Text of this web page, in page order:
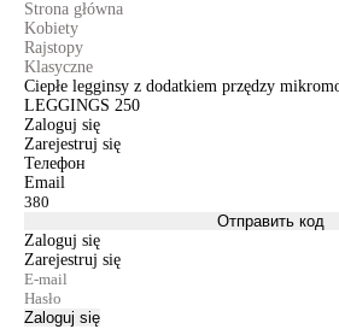
Strona główna
Kobiety
Rajstopy
Klasyczne
Ciepłe legginsy z dodatkiem przędzy
LEGGINGS 250
Zaloguj się
Zarejestruj się
Телефон
Email
Отправить код
Zaloguj się
Zarejestruj się
Zaloguj się